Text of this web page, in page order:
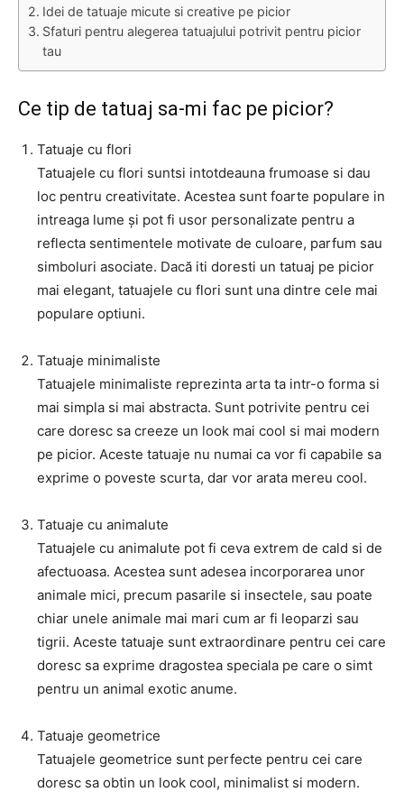
Idei de tatuaje micute si creative pe picior
Sfaturi pentru alegerea tatuajului potrivit pentru picior
tau
Ce tip de tatuaj sa-mi fac pe picior?
Tatuaje cu flori
Tatuajele cu flori suntsi intotdeauna frumoase si dau
loc pentru creativitate. Acestea sunt foarte populare in
intreaga lume și pot fi usor personalizate pentru a
reflecta sentimentele motivate de culoare, parfum sau
simboluri asociate. Dacă iti doresti un tatuaj pe picior
mai elegant, tatuajele cu flori sunt una dintre cele mai
populare optiuni.
Tatuaje minimaliste
Tatuajele minimaliste reprezinta arta ta intr-o forma si
mai simpla si mai abstracta. Sunt potrivite pentru cei
care doresc sa creeze un look mai cool si mai modern
pe picior. Aceste tatuaje nu numai ca vor fi capabile sa
exprime o poveste scurta, dar vor arata mereu cool.
Tatuaje cu animalute
Tatuajele cu animalute pot fi ceva extrem de cald si de
afectuoasa. Acestea sunt adesea incorporarea unor
animale mici, precum pasarile si insectele, sau poate
chiar unele animale mai mari cum ar fi leoparzi sau
tigrii. Aceste tatuaje sunt extraordinare pentru cei care
doresc sa exprime dragostea speciala pe care o simt
pentru un animal exotic anume.
Tatuaje geometrice
Tatuajele geometrice sunt perfecte pentru cei care
doresc sa obtin un look cool, minimalist si modern.